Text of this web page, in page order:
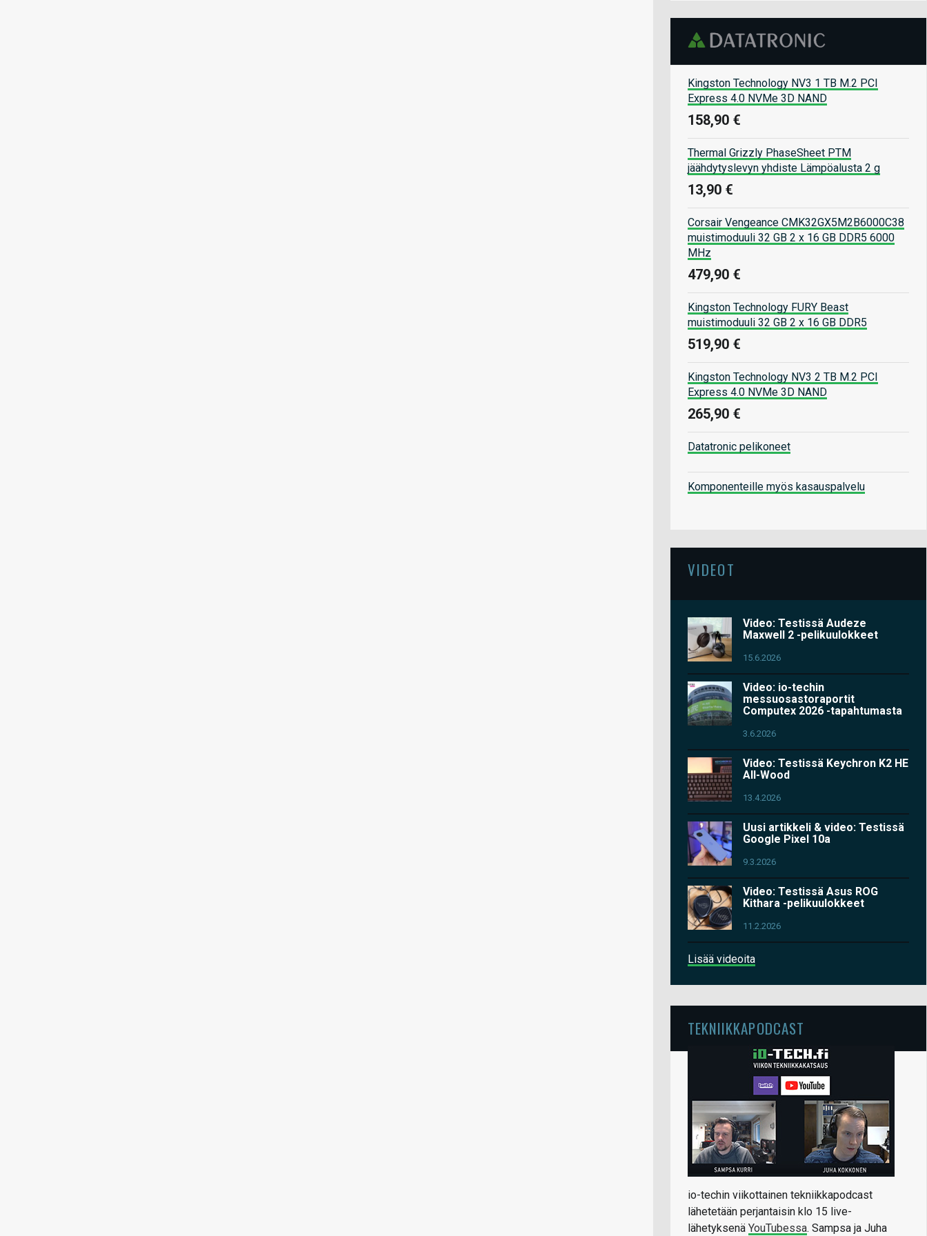
Kingston Technology NV3 1 TB M.2 PCI
Express 4.0 NVMe 3D NAND
158,90 €
Thermal Grizzly PhaseSheet PTM
jäähdytyslevyn yhdiste Lämpöalusta 2 g
13,90 €
Corsair Vengeance CMK32GX5M2B6000C38
muistimoduuli 32 GB 2 x 16 GB DDR5 6000
MHz
479,90 €
Kingston Technology FURY Beast
muistimoduuli 32 GB 2 x 16 GB DDR5
519,90 €
Kingston Technology NV3 2 TB M.2 PCI
Express 4.0 NVMe 3D NAND
265,90 €
Datatronic pelikoneet
Komponenteille myös kasauspalvelu
VIDEOT
Video: Testissä Audeze
Maxwell 2 -pelikuulokkeet
15.6.2026
Video: io-techin
messuosastoraportit
Computex 2026 -tapahtumasta
3.6.2026
Video: Testissä Keychron K2 HE
All-Wood
13.4.2026
Uusi artikkeli & video: Testissä
Google Pixel 10a
9.3.2026
Video: Testissä Asus ROG
Kithara -pelikuulokkeet
11.2.2026
Lisää videoita
TEKNIIKKAPODCAST
io-techin viikottainen tekniikkapodcast
lähetetään perjantaisin klo 15 live-
lähetyksenä YouTubessa. Sampsa ja Juha